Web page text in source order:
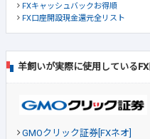
FXキャッシュバックお得順
FX口座開設現金還元全リスト
羊飼いが実際に使用しているFX
GMOクリック証券[FXネオ]